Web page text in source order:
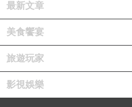
最新文章
美食饗宴
旅遊玩家
影視娛樂